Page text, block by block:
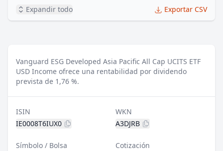
Expandir todo Exportar CSV
Vanguard ESG Developed Asia Pacific All Cap UCITS ETF
USD Income ofrece una rentabilidad por dividendo
prevista de 1,76 %.
ISIN
IE0008T6IUX0
WKN
A3DJRB
Símbolo / Bolsa
Cotización